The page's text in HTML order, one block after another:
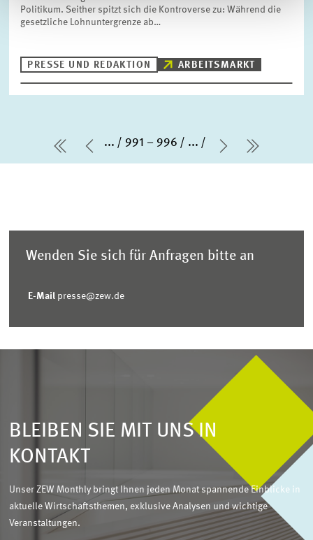
Politikum. Seither spitzt sich die Kontroverse zu: Während die
gesetzliche Lohnuntergrenze ab…
PRESSE UND REDAKTION ARBEITSMARKT
erste Seite
Vorherige Seite
... 991 – 996 ...
Nächste
letzte
Wenden Sie sich für Anfragen bitte an
E-Mail presse@zew.de
BLEIBEN SIE MIT UNS IN
KONTAKT
Unser ZEW Monthly bringt Ihnen jeden Monat spannende Einblicke in
aktuelle Wirtschaftsthemen, exklusive Analysen und wichtige
Veranstaltungen.